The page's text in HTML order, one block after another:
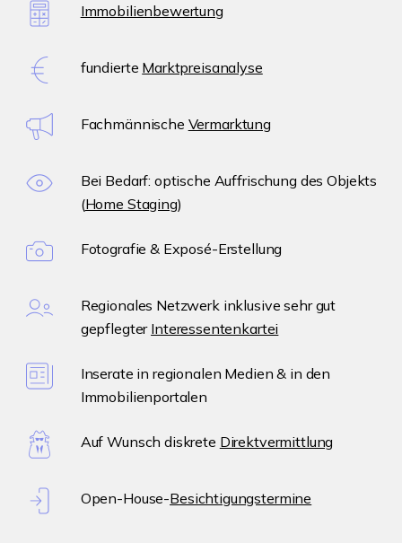
Immobilienbewertung
fundierte Marktpreisanalyse
Fachmännische Vermarktung
Bei Bedarf: optische Auffrischung des Objekts
(Home Staging)
Fotografie & Exposé-Erstellung
Regionales Netzwerk inklusive sehr gut
gepflegter Interessentenkartei
Inserate in regionalen Medien & in den
Immobilienportalen
Auf Wunsch diskrete Direktvermittlung
Open-House-Besichtigungstermine